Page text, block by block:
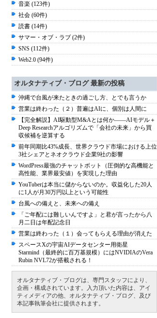
音楽 (123件)
社会 (60件)
読書 (14件)
サマー・オブ・ラブ (2件)
SNS (112件)
Web2.0 (94件)
オルタナティブ・ブログ 最新の投稿
沖縄で台風が来たときの過ごし方、とでも言うか
営業は終わった（２）普遍はAIに、個別は人間に
【完全解説】AI駆動型M&Aとは何か――AIモデル＋
Deep Researchアルゴリズムで「会社の未来」から買
収候補を逆算する
前年同期比43%成長、世界クラウド市場における上位
3社シェアとネオクラウド企業9社の影響
WordPress最強のチャットボット（圧倒的な高機能と
高性能、業界最安値）を実現した理由
YouTuberは本当に儲からないのか。収益化した20人
に1人が月30万円以上という可能性
台風への備えと、未来への備え
「ご年配には難しいんですよ」と君が言ったから八
月二日は年配記念日
営業は終わった（１）会ってもらえる理由が消えた
スペースXの宇宙AIデータセンター用衛星
Starmind（最終的に百万基規模）にはNVIDIAのVera
Rubin NVL72が搭載される！
オルタナティブ・ブログは、専門スタッフにより、
企画・構成されています。入力頂いた内容は、アイ
ティメディアの他、オルタナティブ・ブログ、及び
本記事執筆会社に提供されます。